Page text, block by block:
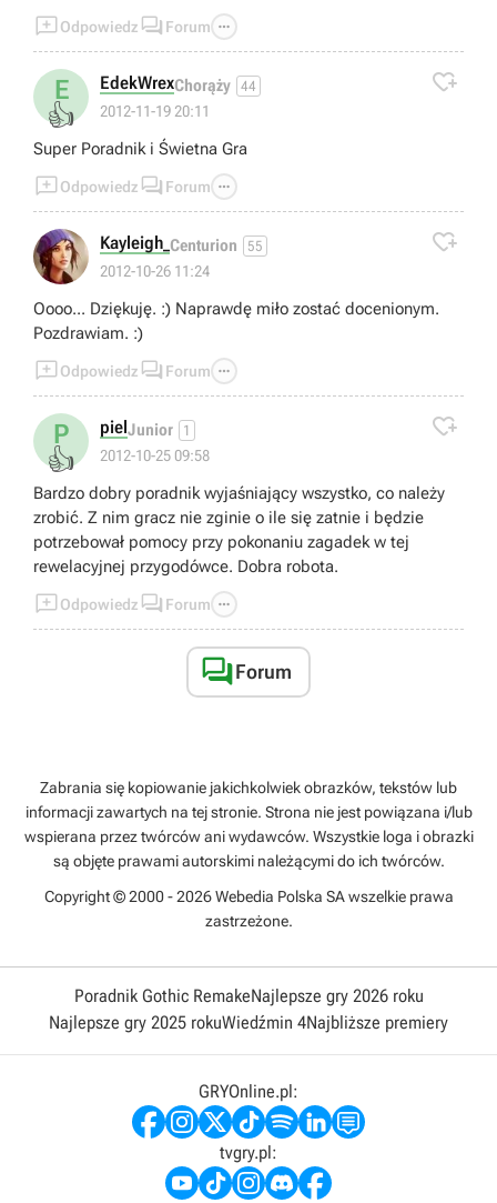
Odpowiedz  Forum 
E
👍
EdekWrexChorąży 44
2012-11-19 20:11

Super Poradnik i Świetna Gra
Odpowiedz  Forum 
Kayleigh_ Centurion 55
2012-10-26 11:24

Oooo... Dziękuję. :) Naprawdę miło zostać docenionym.
Pozdrawiam. :)
Odpowiedz  Forum 
P
👍
pielJunior 1
2012-10-25 09:58

Bardzo dobry poradnik wyjaśniający wszystko, co należy
zrobić. Z nim gracz nie zginie o ile się zatnie i będzie
potrzebował pomocy przy pokonaniu zagadek w tej
rewelacyjnej przygodówce. Dobra robota.
Odpowiedz  Forum 
Forum
Zabrania się kopiowanie jakichkolwiek obrazków, tekstów lub
informacji zawartych na tej stronie. Strona nie jest powiązana i/lub
wspierana przez twórców ani wydawców. Wszystkie loga i obrazki
są objęte prawami autorskimi należącymi do ich twórców.
Copyright © 2000 - 2026 Webedia Polska SA wszelkie prawa
zastrzeżone.
Poradnik Gothic RemakeNajlepsze gry 2026 roku
Najlepsze gry 2025 rokuWiedźmin 4Najbliższe premiery
GRYOnline.pl:
tvgry.pl: